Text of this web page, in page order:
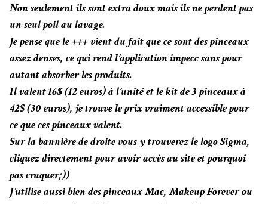
Non seulement ils sont extra doux mais ils ne perdent pas
un seul poil au lavage.
Je pense que le +++ vient du fait que ce sont des pinceaux
assez denses, ce qui rend l’application impecc sans pour
autant absorber les produits.
Il valent 16$ (12 euros) à l’unité et le kit de 3 pinceaux à
42$ (30 euros), je trouve le prix vraiment accessible pour
ce que ces pinceaux valent.
Sur la bannière de droite vous y trouverez le logo Sigma,
cliquez directement pour avoir accès au site et pourquoi
pas craquer;))
J’utilise aussi bien des pinceaux Mac, Makeup Forever ou